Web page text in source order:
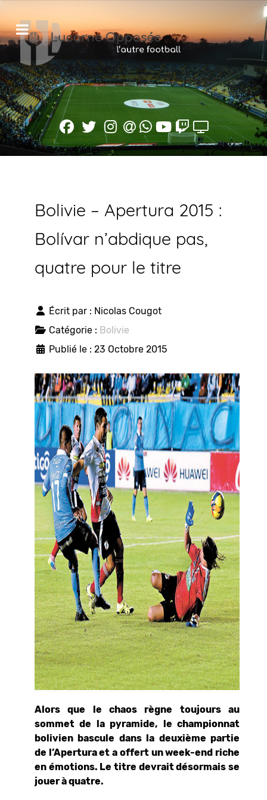
Bolivie – Apertura 2015 :
Bolívar n’abdique pas,
quatre pour le titre
Écrit par : Nicolas Cougot
Catégorie : Bolivie
Publié le : 23 Octobre 2015
Alors que le chaos règne toujours au
sommet de la pyramide, le championnat
bolivien bascule dans la deuxième partie
de l’Apertura et a offert un week-end riche
en émotions. Le titre devrait désormais se
jouer à quatre.